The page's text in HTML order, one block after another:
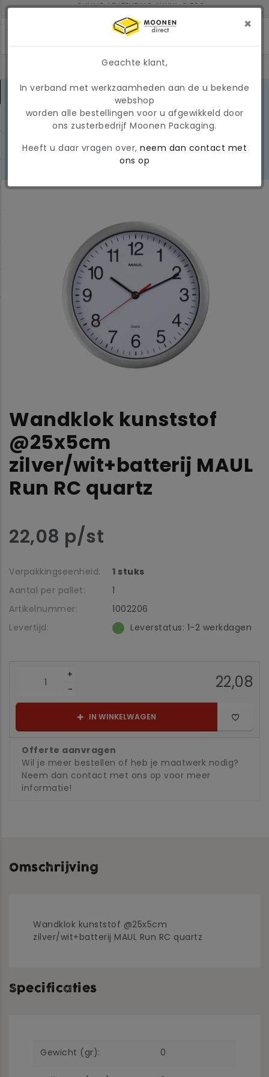
BINNEN 2 WERKDAGEN IN HUIS BIJ BESTELLING VOOR 17U
MINIMAAL ORDERBEDRAG: € 150
MARKTONTWIKKELINGEN 2026
marktomstandigheden kunnen
prijzen en beschikbaarheid tijdelijk
een tijdelijke, variabele
LEES
Wandklok kunststof
@25x5cm
zilver/wit+batterij MAUL
Run RC quartz
22,08 p/st
Verpakkingseenheid:
1 stuks
Aantal per pallet:
1
Artikelnummer:
1002206
Levertijd:
Leverstatus: 1-2 werkdagen
+
-
22,08
IN WINKELWAGEN
Offerte aanvragen
Wil je meer bestellen of heb je maatwerk nodig?
Neem dan contact met ons op voor meer
informatie!
Omschrijving
Wandklok kunststof @25x5cm
zilver/wit+batterij MAUL Run RC quartz
Specificaties
Gewicht (gr): 0
×
Geachte klant,
In verband met werkzaamheden aan de u bekende
webshop
worden alle bestellingen voor u afgewikkeld door
ons zusterbedrijf Moonen Packaging.
Heeft u daar vragen over, neem dan contact met
ons op